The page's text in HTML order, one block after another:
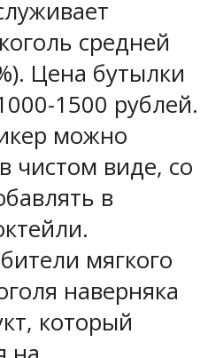
средней
Цена бутылки
1500 рублей.
можно
чистом виде, со
в
мягкого
наверняка
который